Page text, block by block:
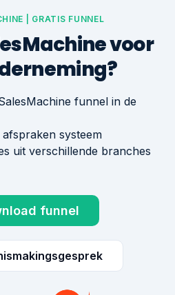
| GRATIS FUNNEL
voor
funnel in de
systeem
uit verschillende branches
funnel